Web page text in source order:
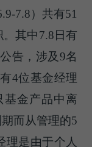
7.8）共有51
其中7.8日有
告，涉及9名
4位基金经理
基金产品中离
而从管理的5
理是由于个人